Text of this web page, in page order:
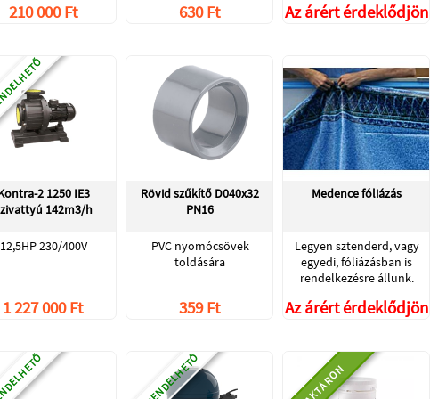
210 000 Ft 630 Ft Az árért érdeklődjön
2 1250 IE3
142m3/h
12,5HP 230/400V
1 227 000 Ft
Rövid szűkítő D040x32
PN16
PVC nyomócsövek
toldására
359 Ft
Medence fóliázás
Legyen sztenderd, vagy
egyedi, fóliázásban is
rendelkezésre állunk.
Az árért érdeklődjön
RAKTÁRON